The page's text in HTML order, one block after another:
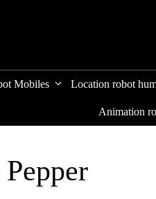
Mobiles Location robot
Animation